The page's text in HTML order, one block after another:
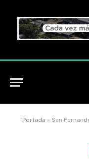
Portada » San